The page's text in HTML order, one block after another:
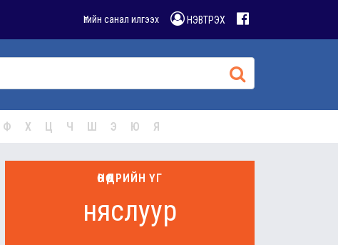
Үгийн санал илгээх НЭВТРЭХ
Ф Х Ц Ч Ш Э Ю Я
ӨНӨӨДРИЙН ҮГ
няслуур